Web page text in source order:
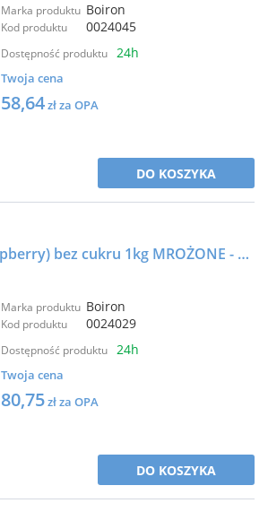
Marka produktu Boiron
Kod produktu 0024045
Dostępność produktu 24h
Twoja cena
58,64zł za OPA
DO KOSZYKA
Puree Malina (raspberry) bez cukru 1kg MROŻONE - BOIRON
Marka produktu Boiron
Kod produktu 0024029
Dostępność produktu 24h
Twoja cena
80,75zł za OPA
DO KOSZYKA